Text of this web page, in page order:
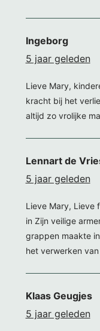
Ingeborg
5 jaar geleden
Lieve Mary,
kracht bij het
altijd zo vrolijke
Lennart de
5 jaar geleden
Lieve Mary, Lieve
in Zijn veilige
grappen maakte
het verwerken
Klaas Geugjes
5 jaar geleden